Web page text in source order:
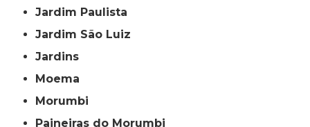
Jardim Paulista
Jardim São Luiz
Jardins
Moema
Morumbi
Paineiras do Morumbi